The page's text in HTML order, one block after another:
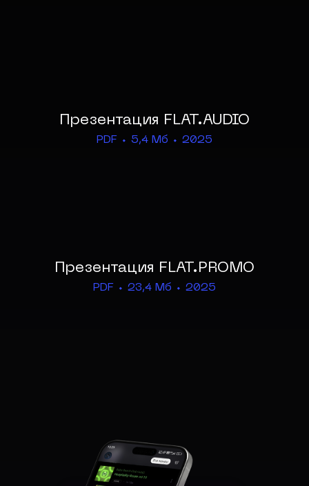
Презентация FLAT.AUDIO
PDF ⬩ 5,4 Мб ⬩ 2025
Презентация FLAT.PROMO
PDF ⬩ 23,4 Мб ⬩ 2025